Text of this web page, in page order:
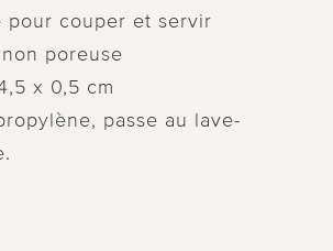
pour couper et servir
poreuse
x 0,5 cm
passe au lave-